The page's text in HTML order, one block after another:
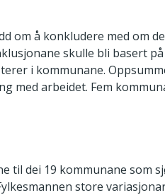
om å konkludere med om
skulle bli basert
i kommunane.
med arbeidet. Fem
til dei 19 kommunane som
store